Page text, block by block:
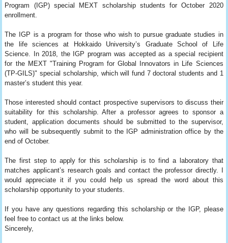
Program (IGP) special MEXT scholarship students for October 2020
enrollment.
The IGP is a program for those who wish to pursue graduate studies in
the life sciences at Hokkaido University’s Graduate School of Life
Science. In 2018, the IGP program was accepted as a special recipient
for the MEXT "Training Program for Global Innovators in Life Sciences
(TP-GILS)" special scholarship, which will fund 7 doctoral students and 1
master’s student this year.
Those interested should contact prospective supervisors to discuss their
suitability for this scholarship. After a professor agrees to sponsor a
student, application documents should be submitted to the supervisor,
who will be subsequently submit to the IGP administration office by the
end of October.
The first step to apply for this scholarship is to find a laboratory that
matches applicant’s research goals and contact the professor directly. I
would appreciate it if you could help us spread the word about this
scholarship opportunity to your students.
If you have any questions regarding this scholarship or the IGP, please
feel free to contact us at the links below.
Sincerely,